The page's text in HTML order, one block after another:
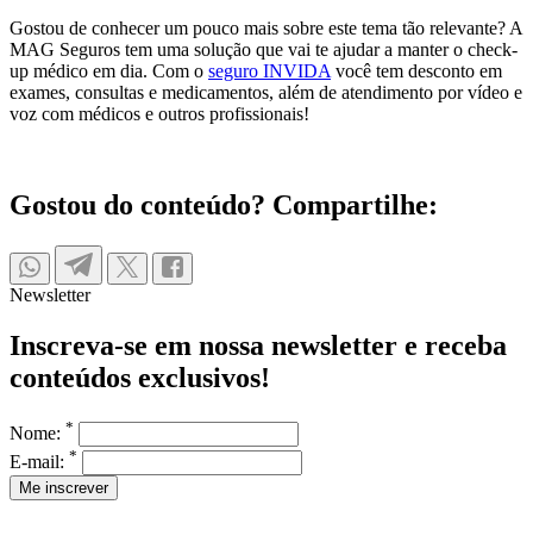
Gostou de conhecer um pouco mais sobre este tema tão relevante? A
MAG Seguros tem uma solução que vai te ajudar a manter o check-
up médico em dia. Com o seguro INVIDA você tem desconto em
exames, consultas e medicamentos, além de atendimento por vídeo e
voz com médicos e outros profissionais!
Gostou do conteúdo? Compartilhe:
Newsletter
Inscreva-se em nossa newsletter e receba
conteúdos exclusivos!
Nome: *
E-mail: *